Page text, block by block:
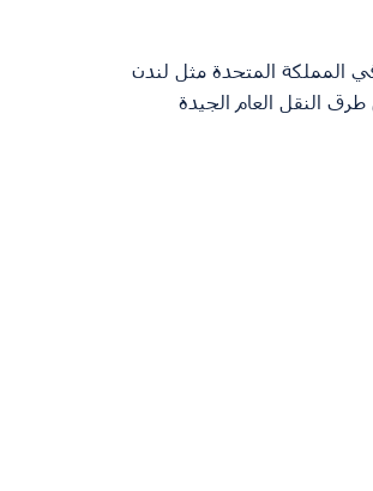
المملكة المتحدة مثل لندن
النقل العام الجيدة